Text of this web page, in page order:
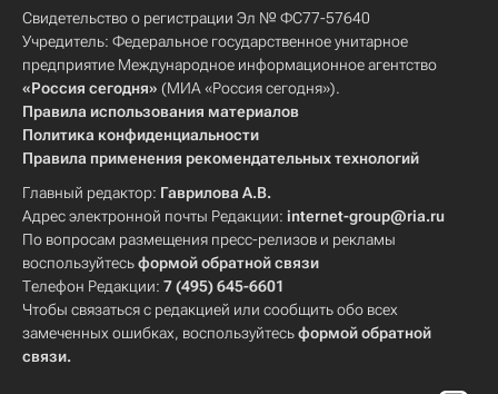
Свидетельство о регистрации Эл № ФС77-57640
Учредитель: Федеральное государственное унитарное
предприятие Международное информационное агентство
«Россия сегодня» (МИА «Россия сегодня»).
Правила использования материалов
Политика конфиденциальности
Правила применения рекомендательных технологий
Главный редактор: Гаврилова А.В.
Адрес электронной почты Редакции: internet-group@ria.ru
По вопросам размещения пресс-релизов и рекламы
воспользуйтесьформой обратной связи
Телефон Редакции: 7 (495) 645-6601
Чтобы связаться с редакцией или сообщить обо всех
замеченных ошибках, воспользуйтесьформой обратной
связи.